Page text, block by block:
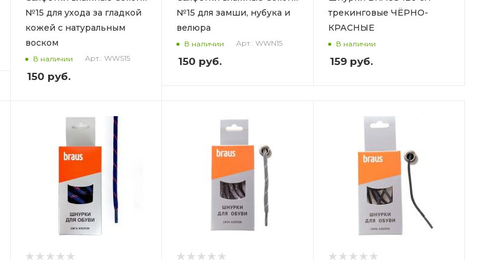
№15 для ухода за гладкой
кожей с натуральным
воском
В наличии Арт.: WWS15
150 руб.
№15 для замши, нубука и
велюра
В наличии Арт.: WWN15
150 руб.
трекинговые ЧЁРНО-
КРАСНЫЕ
В наличии
159руб.